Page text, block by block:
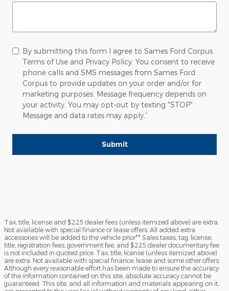
By submitting this form I agree to Sames Ford Corpus
Terms of Use and Privacy Policy. You consent to receive
phone calls and SMS messages from Sames Ford
Corpus to provide updates on your order and/or for
marketing purposes. Message frequency depends on
your activity. You may opt-out by texting "STOP".
Message and data rates may apply.”
Submit
Tax, title, license and $225 dealer fees (unless itemized above) are extra.
Not available with special finance or lease offers. All added extra
accessories will be added to the vehicle prior** Sales taxes, tag, license,
title, registration fees, government fee, and $225 dealer documentary fee
is not included in quoted price. Tax, title, license (unless itemized above)
are extra. Not available with special finance, lease and some other offers.
Although every reasonable effort has been made to ensure the accuracy
of the information contained on this site, absolute accuracy cannot be
guaranteed. This site, and all information and materials appearing on it,